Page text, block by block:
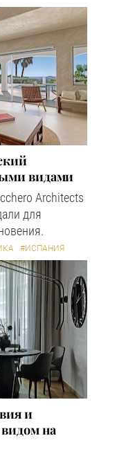
видами
Architects
для
#ИСПАНИЯ
и
на